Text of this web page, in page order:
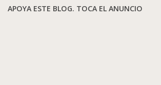
APOYA ESTE BLOG. TOCA EL ANUNCIO